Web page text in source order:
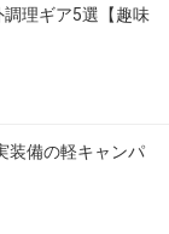
調理ギア5選【趣味
装備の軽キャンパ